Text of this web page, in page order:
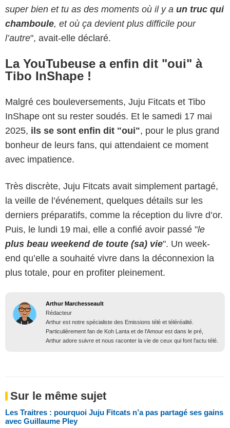
super bien et tu as des moments où il y a un truc qui
chamboule, et où ça devient plus difficile pour
l’autre", avait-elle déclaré.
La YouTubeuse a enfin dit "oui" à
Tibo InShape !
Malgré ces bouleversements, Juju Fitcats et Tibo
InShape ont su rester soudés. Et le samedi 17 mai
2025, ils se sont enfin dit "oui", pour le plus grand
bonheur de leurs fans, qui attendaient ce moment
avec impatience.
Très discrète, Juju Fitcats avait simplement partagé,
la veille de l’événement, quelques détails sur les
derniers préparatifs, comme la réception du livre d’or.
Puis, le lundi 19 mai, elle a confié avoir passé "le
plus beau weekend de toute (sa) vie". Un week-
end qu’elle a souhaité vivre dans la déconnexion la
plus totale, pour en profiter pleinement.
Arthur Marchesseault
Rédacteur
Arthur est notre spécialiste des Emissions télé et téléréalité.
Particulièrement fan de Koh Lanta et de l'Amour est dans le pré,
Arthur adore suivre et nous raconter la vie de ceux qui font l'actu télé.
Sur le même sujet
Les Traitres : pourquoi Juju Fitcats n’a pas partagé ses gains
avec Guillaume Pley